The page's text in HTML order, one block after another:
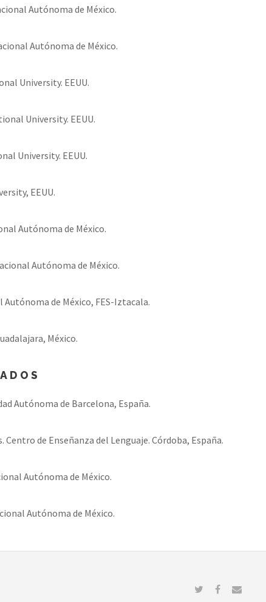
Autónoma de México.
Autónoma de México.
University. EEUU.
University. EEUU.
University. EEUU.
EEUU.
Autónoma de México.
Autónoma de México.
Autónoma de México, FES-Iztacala.
México.
Autónoma de Barcelona, España.
de Enseñanza del Lenguaje. Córdoba, España.
Autónoma de México.
Autónoma de México.